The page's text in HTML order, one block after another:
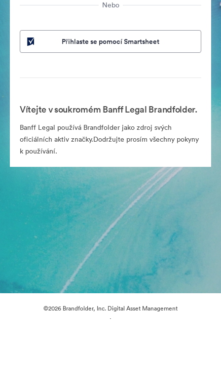
Nebo
Přihlaste se pomocí Smartsheet
Vítejte v soukromém Banff Legal Brandfolder.
Banff Legal používá Brandfolder jako zdroj svých
oficiálních aktiv značky.Dodržujte prosím všechny pokyny
k používání.
©2026 Brandfolder, Inc. Digital Asset Management
·